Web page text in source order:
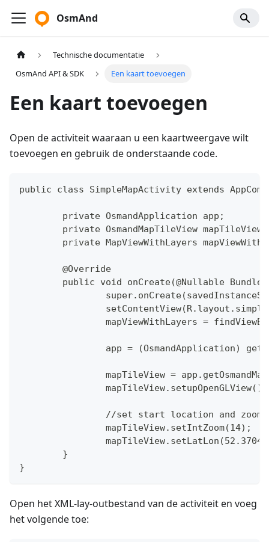
OsmAnd
Technische documentatie
OsmAnd API & SDK
Een kaart toevoegen
Een kaart toevoegen
Open de activiteit waaraan u een kaartweergave wilt
toevoegen en gebruik de onderstaande code.
public class SimpleMapActivity extends
	private OsmandApplication app;
	private OsmandMapTileView mapTileView;
private MapViewWithLayers
	@Override
public void onCreate(@Nullable Bundle
mapViewWithLayers =
app = (OsmandApplication)
mapTileView =
		mapTileView.setupOpenGLView();
//set start location and zoom
		mapTileView.setIntZoom(14);
	}
}
Open het XML-lay-outbestand van de activiteit en voeg
het volgende toe: